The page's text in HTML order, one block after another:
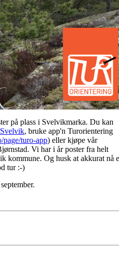
på plass i Svelvikmarka. Du kan
, bruke app'n Turorientering
turo-app) eller kjøpe vår
Vi har i år poster fra helt
kommune. Og husk at akkurat nå
tur :-)